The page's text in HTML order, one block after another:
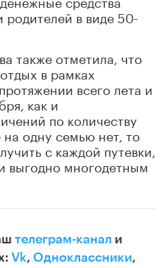
родителей в виде 50-
также отметила, что
в рамках
всего лета и
как и
по количеству
одну семью нет, то
с каждой путевки,
выгодно многодетным
телеграм-канал и
Vk, Одноклассники,